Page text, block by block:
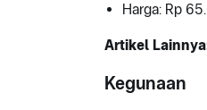
Harga: Rp
Artikel
Kegunaan